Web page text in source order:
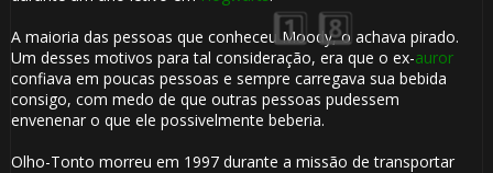
A maioria das pessoas que conheceu Moody, o achava pirado.
Um desses motivos para tal consideração, era que o ex-auror
confiava em poucas pessoas e sempre carregava sua bebida
consigo, com medo de que outras pessoas pudessem
envenenar o que ele possivelmente beberia.
Olho-Tonto morreu em 1997 durante a missão de transportar
⚡